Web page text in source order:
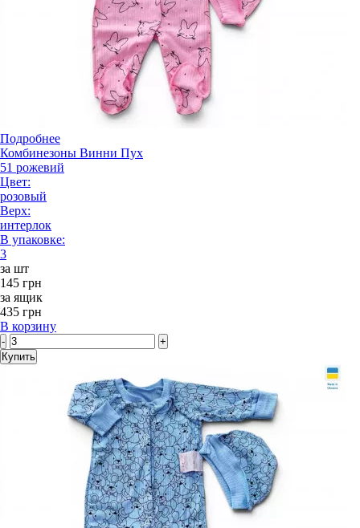
Подробнее
Комбинезоны Винни Пух
51 рожевий
Цвет:
розовый
Верх:
интерлок
В упаковке:
3
за шт
145 грн
за ящик
435 грн
В корзину
-
+
Купить